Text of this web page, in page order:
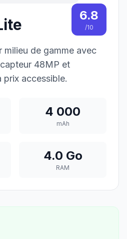
6.8
/10
milieu de gamme avec
48MP et
prix accessible.
4 000
mAh
4.0 Go
RAM